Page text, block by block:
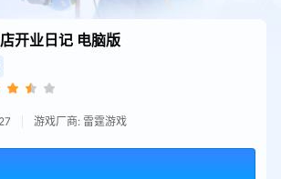
开业日记 电脑版
游戏厂商: 雷霆游戏